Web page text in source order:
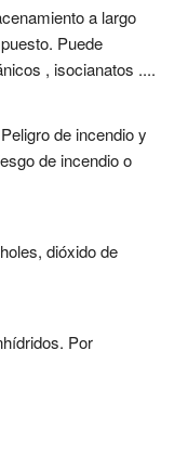
a largo
Puede
, isocianatos ....
de incendio y
de incendio o
dióxido de
Por